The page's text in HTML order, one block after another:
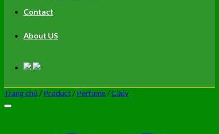
Contact
About US
Trang chủ / Product / Perfume /Cialy